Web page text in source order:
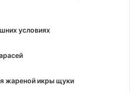
условиях
жареной икры щуки